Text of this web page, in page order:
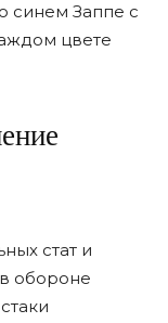
синем Заппе с
цвете
стат и
обороне